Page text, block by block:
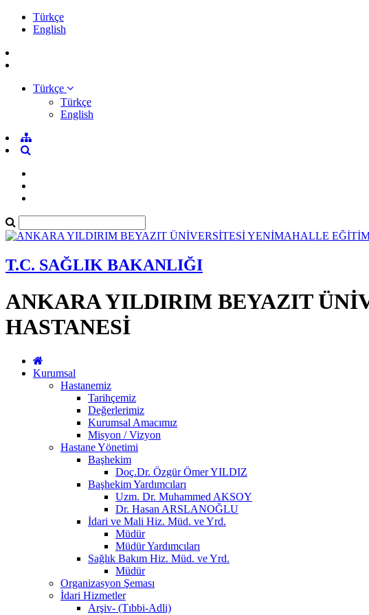
Türkçe
English
Türkçe
Türkçe
English
T.C. SAĞLIK BAKANLIĞI
ANKARA YILDIRIM BEYAZIT
HASTANESİ
Kurumsal
Hastanemiz
Tarihçemiz
Değerlerimiz
Kurumsal Amacımız
Misyon / Vizyon
Hastane Yönetimi
Başhekim
Doç.Dr. Özgür Ömer YILDIZ
Başhekim Yardımcıları
Uzm. Dr. Muhammed AKSOY
Dr. Hasan ARSLANOĞLU
İdari ve Mali Hiz. Müd. ve Yrd.
Müdür
Müdür Yardımcıları
Sağlık Bakım Hiz. Müd. ve Yrd.
Müdür
Organizasyon Şeması
İdari Hizmetler
Arşiv- (Tıbbi-Adli)